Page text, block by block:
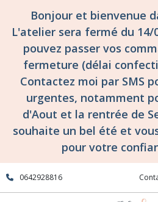
Bonjour et bienvenue
L'atelier sera fermé du 14/
pouvez passer vos
fermeture (délai
Contactez moi par SMS
urgentes, notamment
d'Aout et la rentrée de
souhaite un bel été et
pour votre
0642928816